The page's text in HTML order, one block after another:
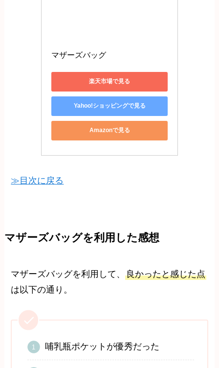
マザーズバッグ
楽天市場で見る
Yahoo!ショッピングで見る
Amazonで見る
≫目次に戻る
マザーズバッグを利用した感想
マザーズバッグを利用して、良かったと感じた点
は以下の通り。
哺乳瓶ポケットが優秀だった